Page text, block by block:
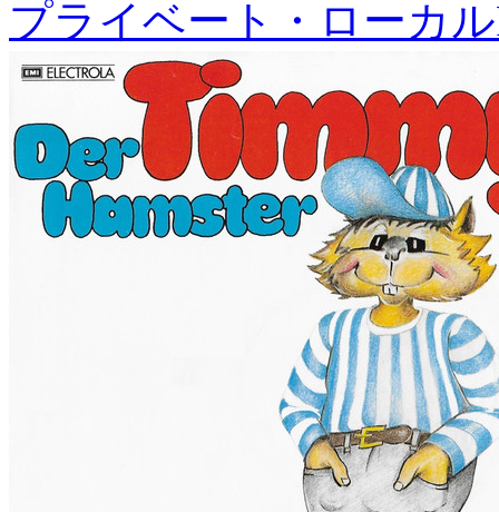
プライベート・ローカル